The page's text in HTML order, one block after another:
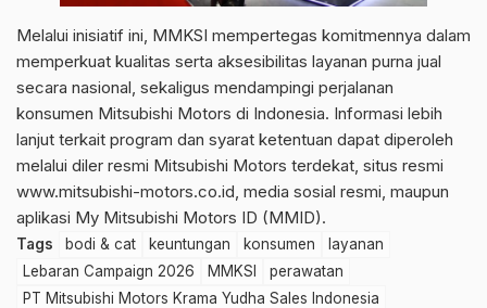
Melalui inisiatif ini, MMKSI mempertegas komitmennya dalam
memperkuat kualitas serta aksesibilitas layanan purna jual
secara nasional, sekaligus mendampingi perjalanan
konsumen Mitsubishi Motors di Indonesia. Informasi lebih
lanjut terkait program dan syarat ketentuan dapat diperoleh
melalui diler resmi Mitsubishi Motors terdekat, situs resmi
www.mitsubishi-motors.co.id, media sosial resmi, maupun
aplikasi My Mitsubishi Motors ID (MMID).
Tags bodi & cat keuntungan konsumen
layanan
Lebaran Campaign 2026
MMKSI
perawatan
PT Mitsubishi Motors Krama Yudha Sales Indonesia